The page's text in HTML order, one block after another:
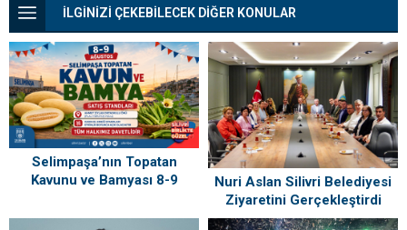
İLGİNİZİ ÇEKEBİLECEK DİĞER KONULAR
Selimpaşa’nın Topatan
Kavunu ve Bamyası 8-9
Buluşuyor
Nuri Aslan Silivri Belediyesi
Ziyaretini Gerçekleştirdi